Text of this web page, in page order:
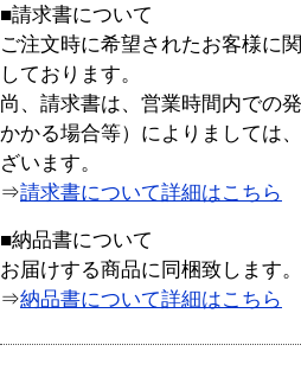
■請求書について
ご注文時に希望されたお客様に
しております。
尚、請求書は、営業時間内での
かかる場合等）によりましては
ざいます。
⇒請求書について詳細はこちら
■納品書について
お届けする商品に同梱致します。
⇒納品書について詳細はこちら